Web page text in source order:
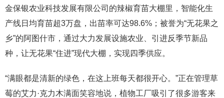
金保银农业科技发展有限公司的辣椒育苗大棚里，智能化生
产线日均育苗超3万盘，出苗率可达98.6%；被誉为“无花果之
乡”的阿图什市，通过大力发展设施农业、引进反季节新品
种，让无花果“住进”现代大棚，实现四季供应。
“满眼都是清新的绿色，在这上班每天都很开心。”正在管理草
莓的艾力·克力木满面笑容地说，植物工厂吸引了很多游客来